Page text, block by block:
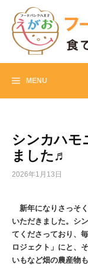
content
MENU
シンカハモ
ました♬
2026年1月13日
新年になりさっそ
いただきました。シ
てくださっており、
ロジェクト」にと、
いもなど畑の農産物